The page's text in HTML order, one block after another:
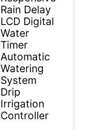
Rain Delay
LCD Digital
Water
Timer
Automatic
Watering
System
Drip
Irrigation
Controller